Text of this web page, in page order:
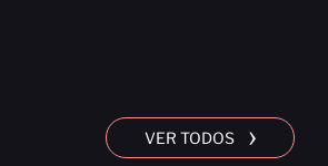
VER TODOS ›